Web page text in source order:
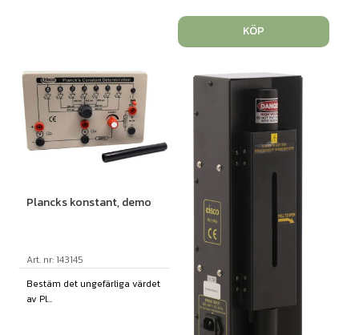
KÖP
Plancks konstant, demo
Art. nr: 143145
Bestäm det ungefärliga värdet
av Pl...